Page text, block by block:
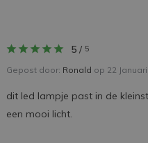
5/ 5
Gepost door: Ronald op 22
dit led lampje past in de
een mooi licht.